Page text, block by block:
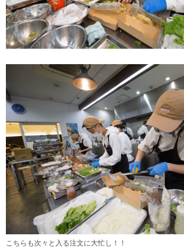
こちらも次々と入る注文に大忙し！！